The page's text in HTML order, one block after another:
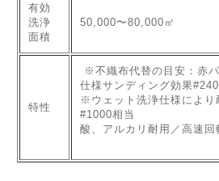
有効
洗浄
面積
50,000〜80,000㎡
特性
※不織布代替の目安：赤
仕様サンディング効果
※ウェット洗浄仕様により
#1000相当
酸、アルカリ耐用／高速回